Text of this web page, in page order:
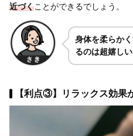
近づくことができるでしょう。
身体を柔らか
るのは超嬉しい
【利点③】リラックス効果